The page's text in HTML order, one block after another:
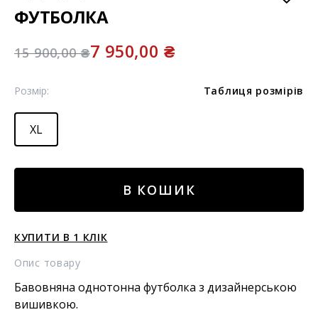
ФУТБОЛКА
15 900,00₴7 950,00₴
Розмір: Таблиця розмірів
XL
В КОШИК
КУПИТИ В 1 КЛІК
Опис товару
Бавовняна однотонна футболка з дизайнерською
вишивкою.